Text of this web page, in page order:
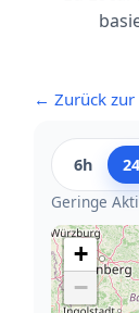
← Zurück zur
6h
Geringe
+
−